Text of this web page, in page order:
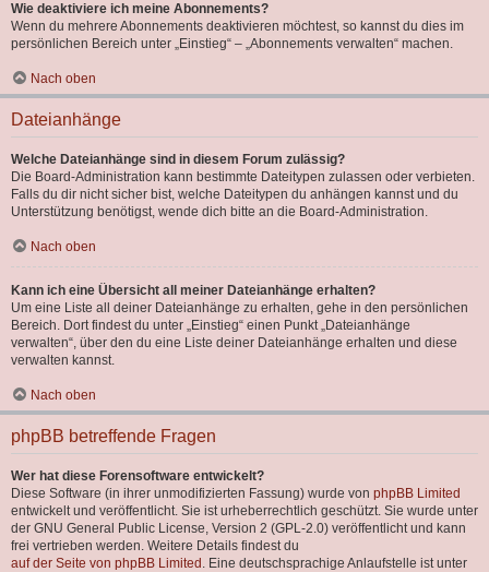
Wie deaktiviere ich meine Abonnements?
Wenn du mehrere Abonnements deaktivieren möchtest, so kannst du dies im
persönlichen Bereich unter „Einstieg“ – „Abonnements verwalten“ machen.
Nach oben
Dateianhänge
Welche Dateianhänge sind in diesem Forum zulässig?
Die Board-Administration kann bestimmte Dateitypen zulassen oder verbieten.
Falls du dir nicht sicher bist, welche Dateitypen du anhängen kannst und du
Unterstützung benötigst, wende dich bitte an die Board-Administration.
Nach oben
Kann ich eine Übersicht all meiner Dateianhänge erhalten?
Um eine Liste all deiner Dateianhänge zu erhalten, gehe in den persönlichen
Bereich. Dort findest du unter „Einstieg“ einen Punkt „Dateianhänge
verwalten“, über den du eine Liste deiner Dateianhänge erhalten und diese
verwalten kannst.
Nach oben
phpBB betreffende Fragen
Wer hat diese Forensoftware entwickelt?
Diese Software (in ihrer unmodifizierten Fassung) wurde von phpBB Limited
entwickelt und veröffentlicht. Sie ist urheberrechtlich geschützt. Sie wurde unter
der GNU General Public License, Version 2 (GPL-2.0) veröffentlicht und kann
frei vertrieben werden. Weitere Details findest du
auf der Seite von phpBB Limited . Eine deutschsprachige Anlaufstelle ist unter